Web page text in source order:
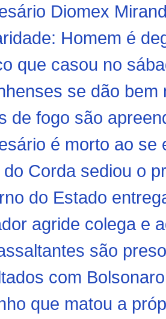
Diomex
Homem é
que casou no
se dão
de fogo são
é morto ao
do Corda sediou o
do Estado
agride colega e
são
com
que matou a